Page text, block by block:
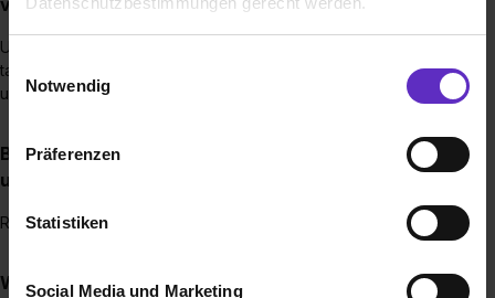
Benutzung der Webseite getroffenen Einstellungen zu
Webseite zu analysieren („Statistiken“), um
Informationen zu deiner Verwendung unserer Website an
Analysen weiterzugeben und um Inhalte und Anzeigen zu
Einwilligungsauswahl
Notwendig
Präferenzen
Statistiken
Social Media und Marketing
Unsere Ausbildungsvergütung orientiert sich an der
tariflichen Ausbildungsvergütung der Sächsischen Metall-
und Elektroindustrie.
Brauche ich einen bestimmten Schulabschluss,
um eine Ausbildung bei Ihnen zu machen?
Realschulabschluss
Wie sieht die Betreuung während einer